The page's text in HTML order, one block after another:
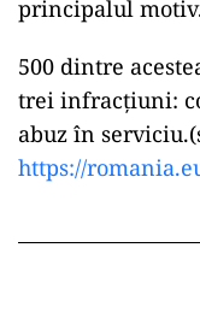
principalul
500 dintre
trei infracțiuni:
abuz în
https://